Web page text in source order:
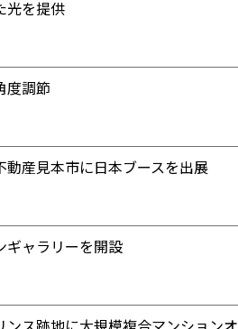
を提供
調節
産見本市に日本ブースを出展
ャラリーを開設